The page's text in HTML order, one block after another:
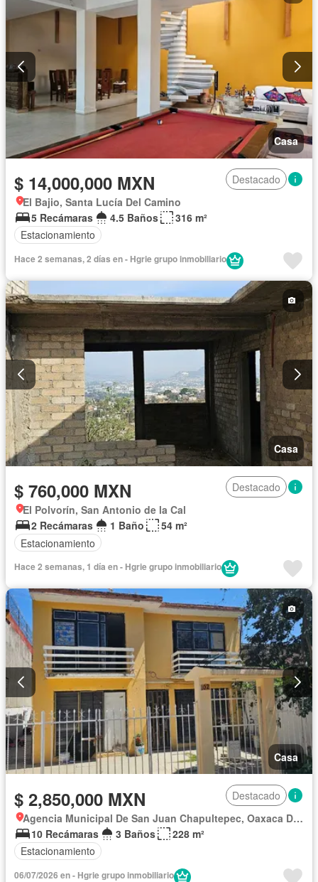
Casa
$ 14,000,000 MXN
Destacado
El Bajio, Santa Lucía Del Camino
5 Recámaras
4.5 Baños
316 m²
Estacionamiento
Hace 2 semanas, 2 días en - Hgrie grupo inmobiliario
Casa
$ 760,000 MXN
Destacado
El Polvorín, San Antonio de la Cal
2 Recámaras
1 Baño
54 m²
Estacionamiento
Hace 2 semanas, 1 día en - Hgrie grupo inmobiliario
Casa
$ 2,850,000 MXN
Destacado
Agencia Municipal De San Juan Chapultepec, Oaxaca De Juárez
10 Recámaras
3 Baños
228 m²
Estacionamiento
06/07/2026 en - Hgrie grupo inmobiliario